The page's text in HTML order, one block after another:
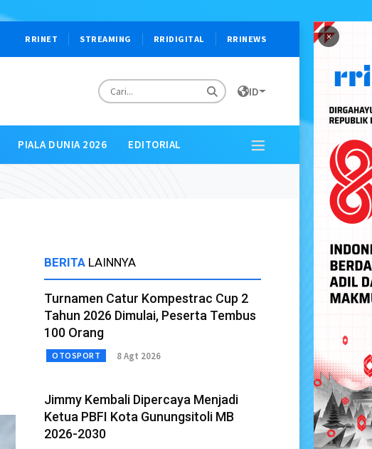
×
RRINET STREAMING RRIDIGITAL RRINEWS
ID
PIALA DUNIA 2026 EDITORIAL
BERITA LAINNYA
Turnamen Catur Kompestrac Cup 2
Tahun 2026 Dimulai, Peserta Tembus
100 Orang
OTOSPORT 8 Agt 2026
Jimmy Kembali Dipercaya Menjadi
Ketua PBFI Kota Gunungsitoli MB
2026-2030